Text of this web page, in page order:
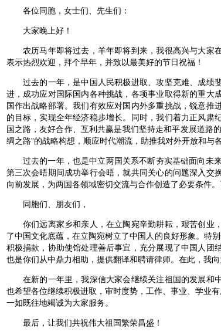
各位同胞，女士们、先生们：
大家晚上好！
农历马年即将过去，羊年即将到来，我很高兴与大家
表示热烈欢迎，拜个早年，并致以最美好的节日祝福！
过去的一年，是中国人民积极进取、攻坚克难、成绩
进，成功应对国际国内各种挑战，各项事业取得新的重
国作出战略部署。我们有效应对国内外多重挑战，锐意
的目标，实现全年经济稳步增长。同时，我们着力正风
国之路，友好合作、互利共赢是我们坚持走和平发展道路
绸之路”的战略构想，顺应时代潮流，助推我对外开放和与
过去的一年，也是中立两国关系不断夯实基础面向未
第三次会晤期间成功举行会晤，就共同关心的问题深入交
向前发展，为两国各领域密切交流与合作创造了必要条件
同胞们、朋友们，
你们远离家乡和亲人，在立陶宛辛勤耕耘，艰苦创业
了中国文化底蕴，在立陶宛树立了中国人的良好形象。特
积极捐款，协助使馆处理善后事宜，充分展现了中国人团
也是你们从中鼎力相助，提供翻译和聘请律师。在此，我向
在新的一年里，我深信大家会继续关注祖国的发展和
也希望各位继续积极进取，审时度势，工作、事业、学业
一如既往地竭诚为大家服务。
最后，让我们共祝伟大祖国繁荣昌盛！